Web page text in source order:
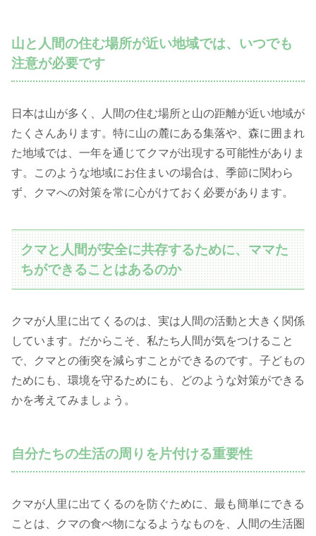
山と人間の住む場所が近い地域では、いつでも
注意が必要です
日本は山が多く、人間の住む場所と山の距離が近い地域が
たくさんあります。特に山の麓にある集落や、森に囲まれ
た地域では、一年を通じてクマが出現する可能性がありま
す。このような地域にお住まいの場合は、季節に関わら
ず、クマへの対策を常に心がけておく必要があります。
クマと人間が安全に共存するために、ママた
ちができることはあるのか
クマが人里に出てくるのは、実は人間の活動と大きく関係
しています。だからこそ、私たち人間が気をつけること
で、クマとの衝突を減らすことができるのです。子どもの
ためにも、環境を守るためにも、どのような対策ができる
かを考えてみましょう。
自分たちの生活の周りを片付ける重要性
クマが人里に出てくるのを防ぐために、最も簡単にできる
ことは、クマの食べ物になるようなものを、人間の生活圏